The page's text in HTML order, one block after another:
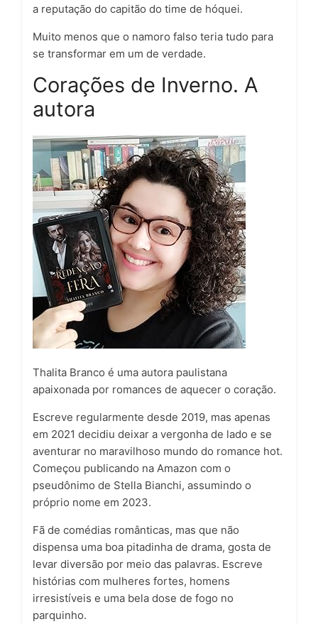
a reputação do capitão do time de hóquei.
Muito menos que o namoro falso teria tudo para
se transformar em um de verdade.
Corações de Inverno. A
autora
Thalita Branco é uma autora paulistana
apaixonada por romances de aquecer o coração.
Escreve regularmente desde 2019, mas apenas
em 2021 decidiu deixar a vergonha de lado e se
aventurar no maravilhoso mundo do romance hot.
Começou publicando na Amazon com o
pseudônimo de Stella Bianchi, assumindo o
próprio nome em 2023.
Fã de comédias românticas, mas que não
dispensa uma boa pitadinha de drama, gosta de
levar diversão por meio das palavras. Escreve
histórias com mulheres fortes, homens
irresistíveis e uma bela dose de fogo no
parquinho.